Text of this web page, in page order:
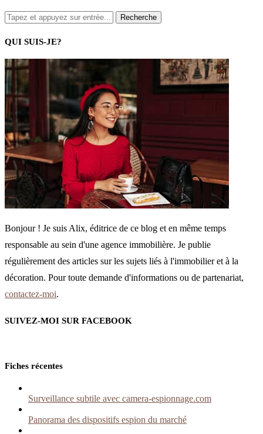
QUI SUIS-JE?
Bonjour ! Je suis Alix, éditrice de ce blog et en même temps
responsable au sein d'une agence immobilière. Je publie
régulièrement des articles sur les sujets liés à l'immobilier et à la
décoration. Pour toute demande d'informations ou de partenariat,
contactez-moi.
SUIVEZ-MOI SUR FACEBOOK
Fiches récentes
Surveillance subtile avec camera-espionnage.com
Panorama des dispositifs espion du marché